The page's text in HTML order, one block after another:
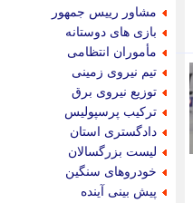
مشاور رییس جمهور
بازی های دوستانه
مأموران انتظامی
تیم نیروی زمینی
توزیع نیروی برق
ترکیب پرسپولیس
دادگستری استان
لیست بزرگسالان
خودروهای سنگین
پیش بینی آینده